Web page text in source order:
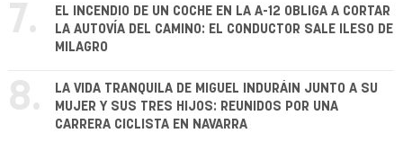
7.
EL INCENDIO DE UN COCHE EN LA A-12 OBLIGA A CORTAR
LA AUTOVÍA DEL CAMINO: EL CONDUCTOR SALE ILESO DE
MILAGRO
8.
LA VIDA TRANQUILA DE MIGUEL INDURÁIN JUNTO A SU
MUJER Y SUS TRES HIJOS: REUNIDOS POR UNA
CARRERA CICLISTA EN NAVARRA